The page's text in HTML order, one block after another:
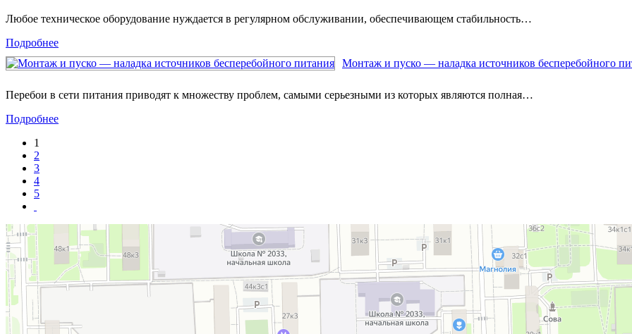
Любое техническое оборудование нуждается в регулярном обслуживании, обеспечивающем стабильность…
Подробнее
Монтаж и пуско — наладка источников бесперебойного
Перебои в сети питания приводят к множеству проблем, самыми серьезными из которых являются полная…
Подробнее
1
2
3
4
5